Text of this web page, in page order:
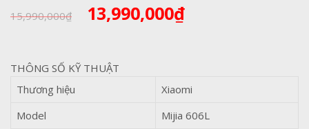
15,990,000₫ Giá
gốc
15,990,000₫.
13,990,000₫Giá
THÔNG SỐ KỸ THUẬT
Thương hiệu
Xiaomi
Model
Mijia 606L